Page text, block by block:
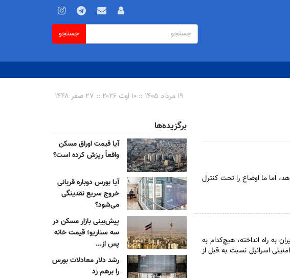
فرم
جستجو
جستجو
۱۹ مرداد ۱۴۰۵ :: ۱۰ اوت ۲۰۲۶ :: ۲۷ صفر ۱۴۴۸
اما ما اوضاع را تحت کنترل
به راه انداخته، هیچ‌کدام به
اسرائیل نسبت به قبل از
برگزیده‌ها
آیا قیمت اوراق مسکن
واقعاً ریزش کرده است؟
آیا بورس دوباره قربانی
خروج سریع نقدینگی
می‌شود؟
پیش‌بینی بازار مسکن در
سه سناریو؛ قیمت خانه
پس از...
رشد دلار معادلات بورس
را برهم زد